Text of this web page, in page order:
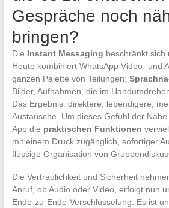
Gespräche noch
bringen?
Die Instant Messaging beschränkt sich
Heute kombiniert WhatsApp Video- und
ganzen Palette von Teilungen:
Bilder, Aufnahmen, die im
Das Ergebnis: direktere, lebendigere,
Austausche. Um dieses Gefühl der
App die praktischen Funktionen
mit einem Druck zugänglich, sofortiger
flüssige Organisation von
Die Vertraulichkeit und Sicherheit
Anruf, ob Audio oder Video, erfolgt nun
Ende-zu-Ende-Verschlüsselung. Es ist